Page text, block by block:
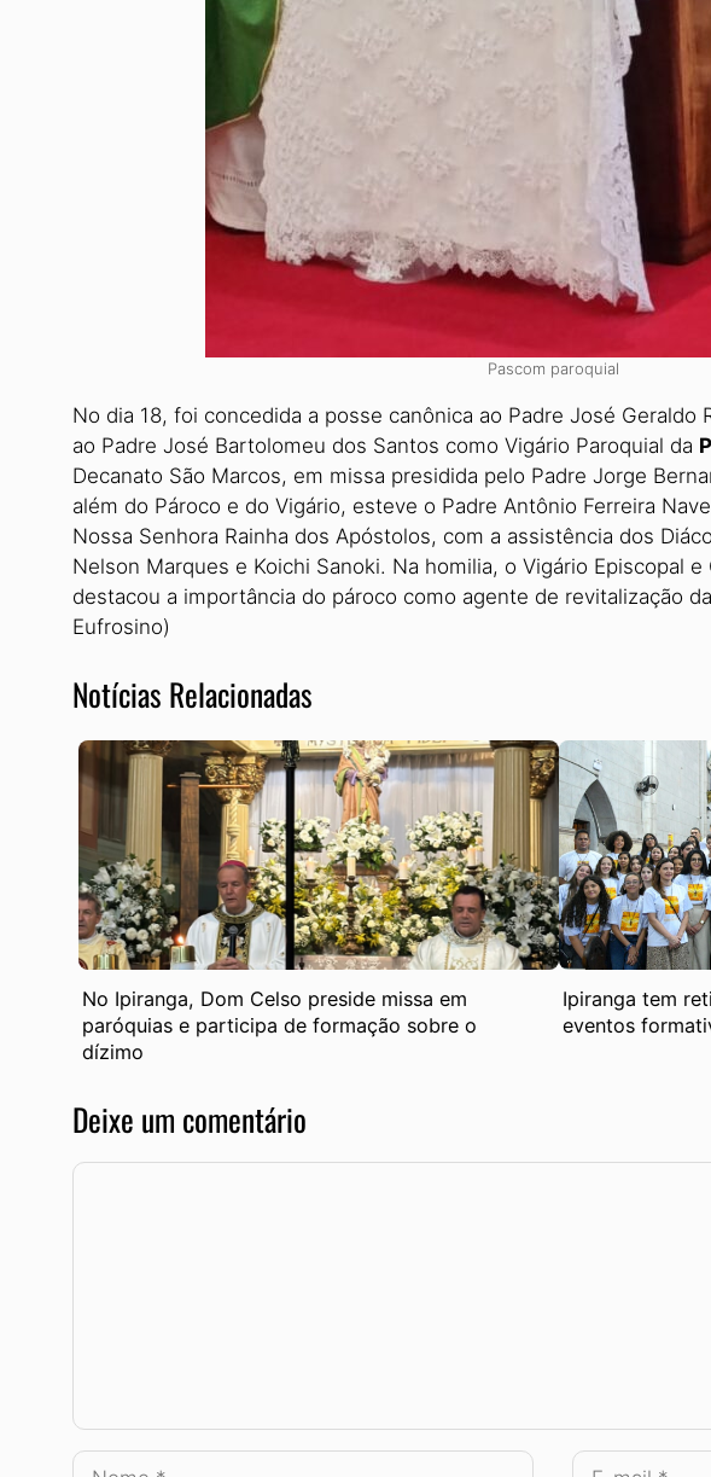
Pascom paroquial
No dia 18, foi concedida a posse canônica ao Padre José Geraldo
ao Padre José Bartolomeu dos Santos como Vigário Paroquial da
Decanato São Marcos, em missa presidida pelo Padre Jorge
além do Pároco e do Vigário, esteve o Padre Antônio Ferreira
Nossa Senhora Rainha dos Apóstolos, com a assistência dos
Nelson Marques e Koichi Sanoki. Na homilia, o Vigário Episcopal e
destacou a importância do pároco como agente de revitalização
Eufrosino)
Notícias Relacionadas
No Ipiranga, Dom Celso preside missa em
paróquias e participa de formação sobre o
dízimo
Ipiranga tem
eventos
Deixe um comentário
Comentário
Nome E-